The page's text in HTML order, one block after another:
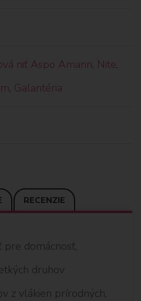
niť Aspo Amann, Nite,
, Galantéria
RECENZIE
pre domácnosť,
druhov
z vlákien prírodných,